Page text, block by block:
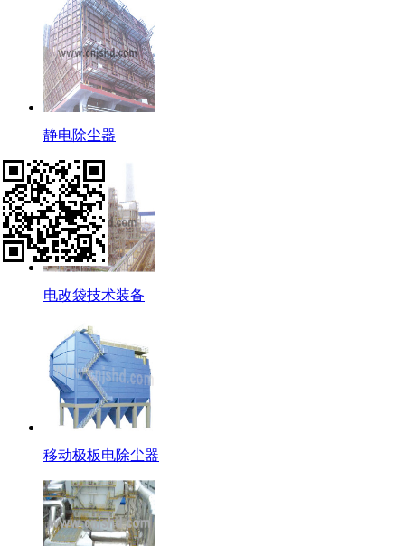
静电除尘器
电改袋技术装备
移动极板电除尘器